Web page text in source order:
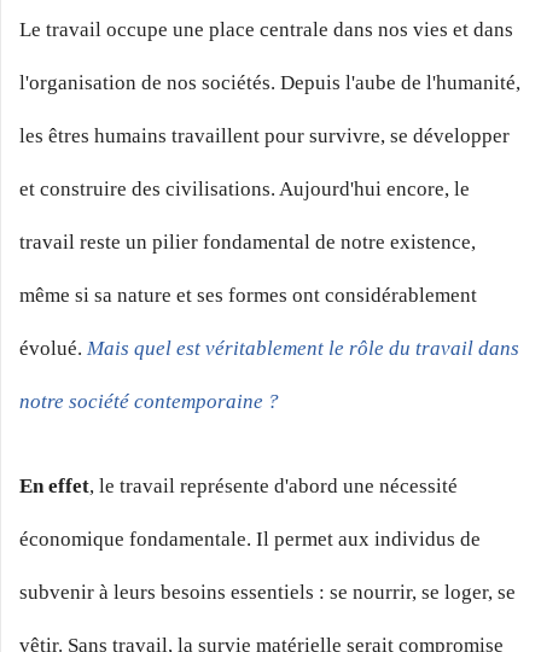
Le travail occupe une place centrale dans nos vies et dans
l'organisation de nos sociétés. Depuis l'aube de l'humanité,
les êtres humains travaillent pour survivre, se développer
et construire des civilisations. Aujourd'hui encore, le
travail reste un pilier fondamental de notre existence,
même si sa nature et ses formes ont considérablement
évolué. Mais quel est véritablement le rôle du travail dans
notre société contemporaine ?
En effet, le travail représente d'abord une nécessité
économique fondamentale. Il permet aux individus de
subvenir à leurs besoins essentiels : se nourrir, se loger, se
vêtir. Sans travail, la survie matérielle serait compromise